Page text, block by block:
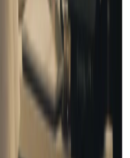
die Tracks und gestalte dein